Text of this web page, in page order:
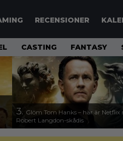
RECENSIONER
CASTING FANTASY
3. Glöm Tom Hanks – här är Netflix
Robert Langdon-skådis